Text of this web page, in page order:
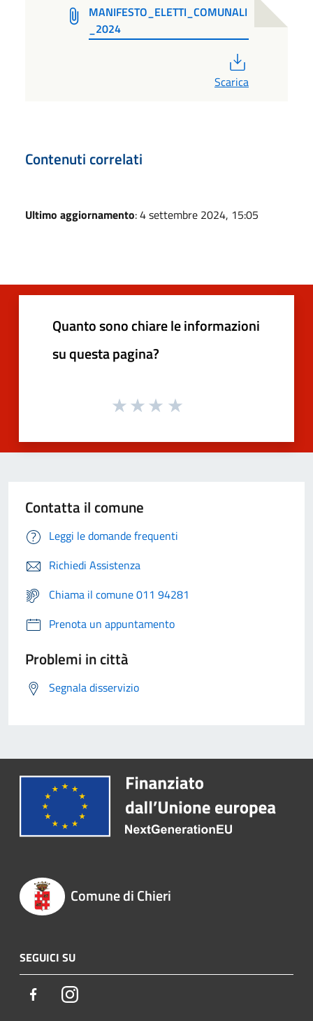
MANIFESTO_ELETTI_COMUNALI
_2024
Scarica
Contenuti correlati
Ultimo aggiornamento: 4 settembre 2024, 15:05
Quanto sono chiare le informazioni
su questa pagina?
Contatta il comune
Leggi le domande frequenti
Richiedi Assistenza
Chiama il comune 011 94281
Prenota un appuntamento
Problemi in città
Segnala disservizio
Comune di Chieri
SEGUICI SU
FacebookInstagram